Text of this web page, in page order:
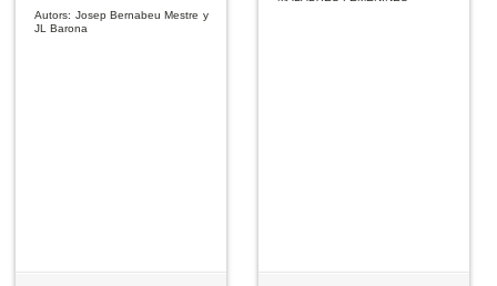
Autors: Josep Bernabeu Mestre y
JL Barona